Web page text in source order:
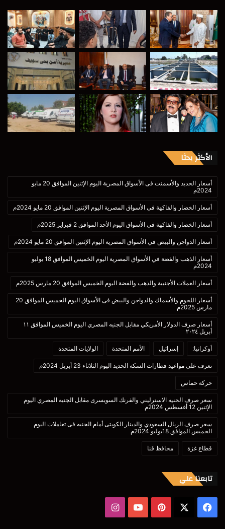
الأكثر بحثا
أسعار الحديد والأسمنت فى الأسواق المصرية اليوم الإثنين الموافق 20 مايو
2024م
أسعار الخضار والفاكهة فى الأسواق المصرية اليوم الإثنين الموافق 20 مايو 2024م
أسعار الخضار والفاكهة فى الأسواق اليوم الأحد الموافق 2 فبراير 2025م
أسعار الدواجن والبيض في الأسواق المصرية اليوم الإثنين الموافق 20 مايو 2024م
أسعار الذهب والفضة في الأسواق المصرية اليوم الخميس الموافق 18 يوليو
2024م
أسعار العملات الأجنبية والذهب والفضة اليوم الخميس الموافق 20 مارس 2025م
أسعار اللحوم والأسماك والدواجن والبيض فى الأسواق اليوم الخميس الموافق 20
مارس 2025م
أسعار صرف الدولار الأمريكي مقابل الجنيه المصري اليوم الخميس الموافق ١١
أبريل ٢٠٢٤
أوكرانيا: إسرائيل الأمم المتحدة الولايات المتحدة
تعرف على مواعيد قطارات السكة الحديد اليوم الثلاثاء 23 أبريل 2024م
حركة حماس
سعر صرف الجنيه الاسترليني والفرنك السويسرى مقابل الجنيه المصري اليوم
الإثنين 12 أغسطس 2024م
سعر صرف الريال السعودي والدينار الكويتى أمام الجنيه فى تعاملات اليوم
الخميس الموافق 18يوليو 2024م
قطاع غزة محافظ قنا
تابعنا علي
فيسبوك بينتيريست‫YouTube